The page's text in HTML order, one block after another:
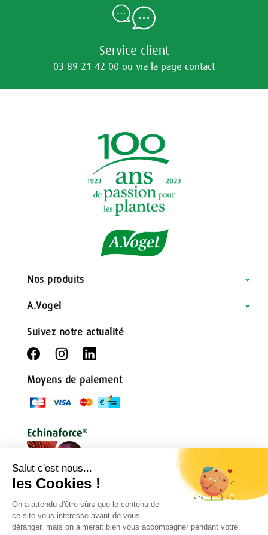
Service client
03 89 21 42 00 ou via la page contact
Nos produits
A.Vogel
Suivez notre actualité
Moyens de paiement
Conditions générales Règlement de jeu